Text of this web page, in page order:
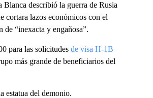
describió la guerra de Rusia
cortara lazos económicos con el
de “inexacta y engañosa”.
para las solicitudes de visa H-1B
más grande de beneficiarios del
estatua del demonio.